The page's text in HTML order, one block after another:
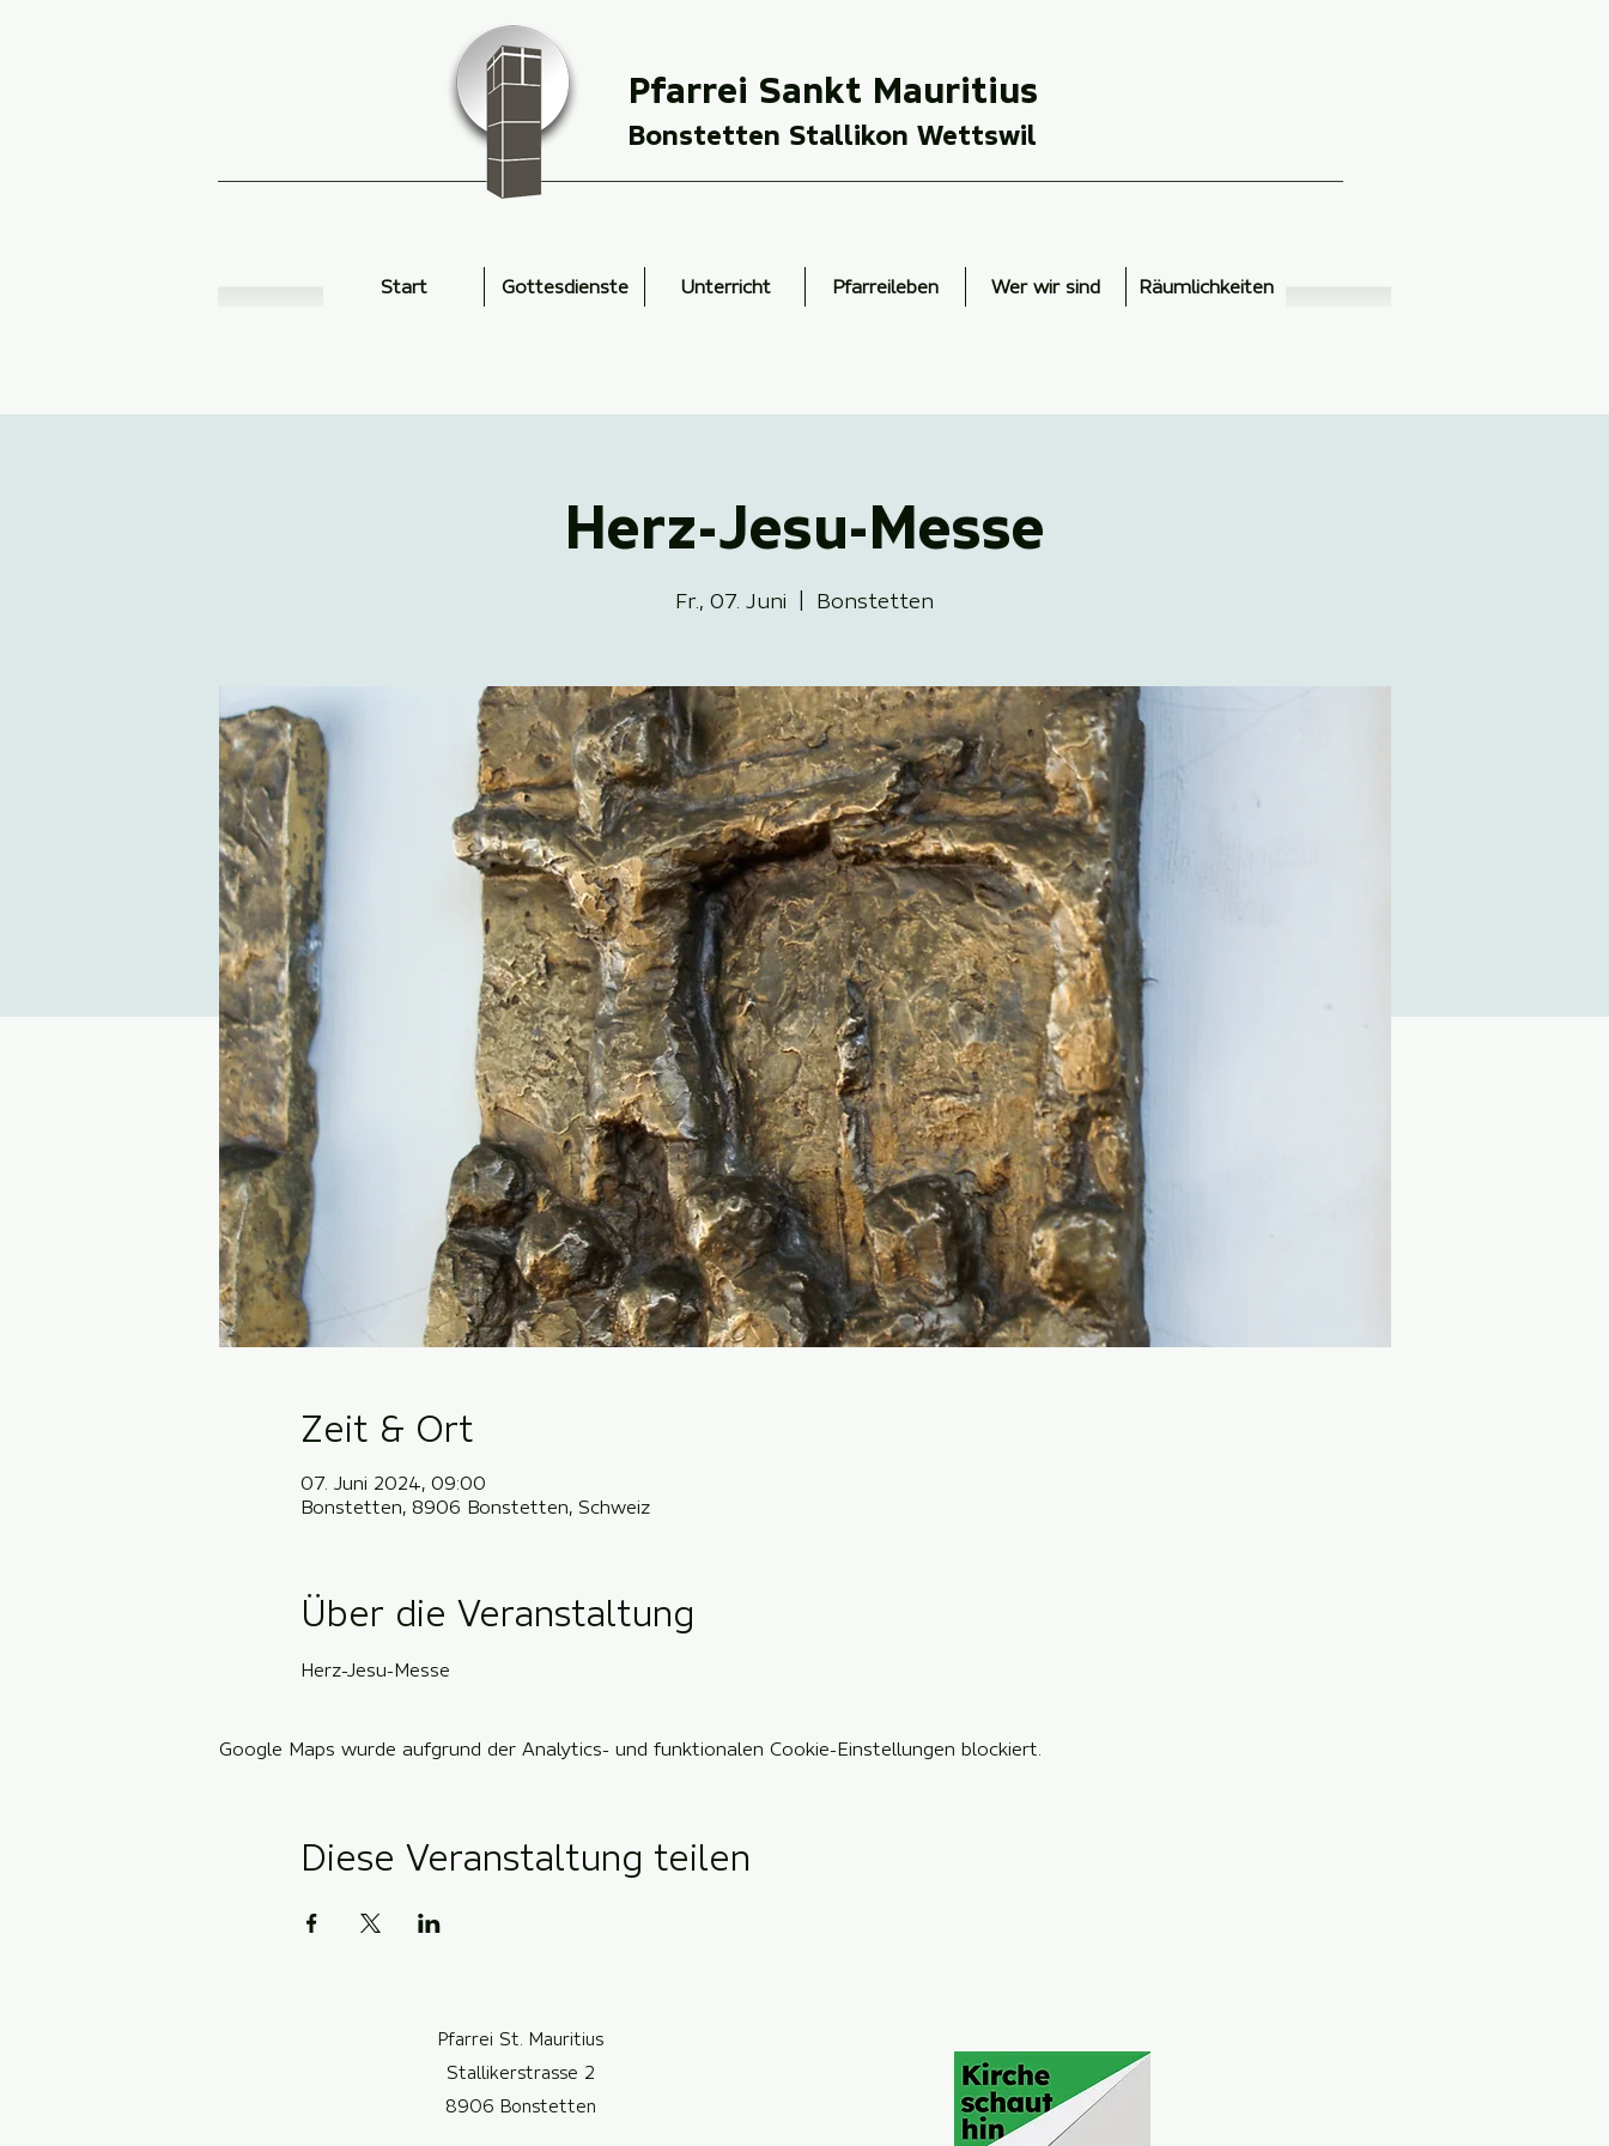
Pfarrei Sankt Mauritius
Bonstetten Stallikon Wettswil
Start Gottesdienste Unterricht Pfarreileben Wer wir sind Räumlichkeiten
Herz-Jesu-Messe
Fr., 07. Juni Bonstetten
Zeit & Ort
07. Juni 2024, 09:00
Bonstetten, 8906 Bonstetten, Schweiz
Über die Veranstaltung
Herz-Jesu-Messe
Google Maps wurde aufgrund der Analytics- und funktionalen Cookie-Einstellungen blockiert.
Diese Veranstaltung teilen
Pfarrei St. Mauritius
Stallikerstrasse 2
8906 Bonstetten